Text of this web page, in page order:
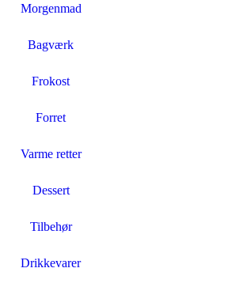
Morgenmad
Bagværk
Frokost
Forret
Varme retter
Dessert
Tilbehør
Drikkevarer